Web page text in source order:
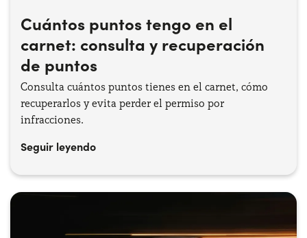
Cuántos puntos tengo en el
carnet: consulta y recuperación
de puntos
Consulta cuántos puntos tienes en el carnet, cómo
recuperarlos y evita perder el permiso por
infracciones.
Seguir leyendo